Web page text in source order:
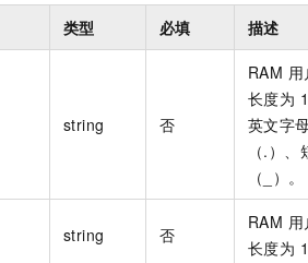
类型 必填 描述
string 否
RAM 用
长度为
英文字
（.）
（_）。
string 否
RAM 用
长度为